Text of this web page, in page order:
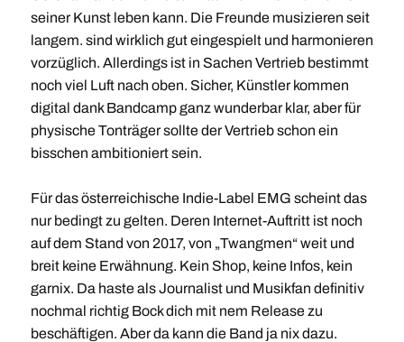
seiner Kunst leben kann. Die Freunde musizieren seit
langem. sind wirklich gut eingespielt und harmonieren
vorzüglich. Allerdings ist in Sachen Vertrieb bestimmt
noch viel Luft nach oben. Sicher, Künstler kommen
digital dank Bandcamp ganz wunderbar klar, aber für
physische Tonträger sollte der Vertrieb schon ein
bisschen ambitioniert sein.
Für das österreichische Indie-Label EMG scheint das
nur bedingt zu gelten. Deren Internet-Auftritt ist noch
auf dem Stand von 2017, von „Twangmen“ weit und
breit keine Erwähnung. Kein Shop, keine Infos, kein
garnix. Da haste als Journalist und Musikfan definitiv
nochmal richtig Bock dich mit nem Release zu
beschäftigen. Aber da kann die Band ja nix dazu.